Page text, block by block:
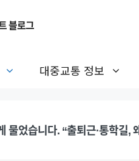
블로그
대중교통 정보
물었습니다. “출퇴근·통학길